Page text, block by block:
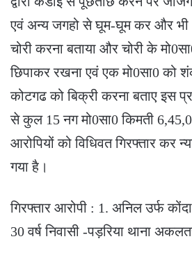
एवं अन्य जगहो से घूम-घूम कर और भी
चोरी करना बताया और चोरी के
छिपाकर रखना एवं एक मो0सा0 को
कोटगढ को बिक्री करना बताए इस
से कुल 15 नग मो0सा0 किमती
आरोपियों को विधिवत गिरफ्तार कर
गया है।
गिरफ्तार आरोपी : 1. अनिल उर्फ
30 वर्ष निवासी -पड़रिया थाना